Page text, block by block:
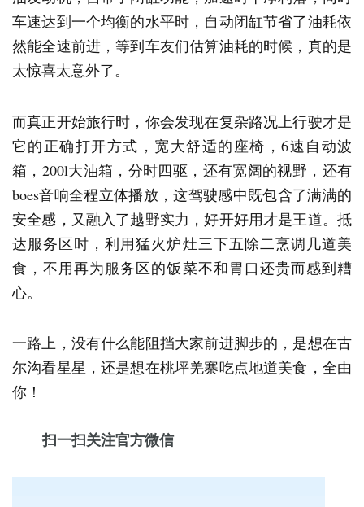
车速达到一个均衡的水平时，自动闭缸节省了油耗依
然能全速前进，等到车友们估算油耗的时候，真的是
太惊喜太意外了。
而真正开始旅行时，你会发现在复杂路况上行驶才是
它的正确打开方式，宽大舒适的座椅，6速自动波
箱，200l大油箱，分时四驱，还有宽阔的视野，还有
boes音响全程立体播放，这驾驶感中既包含了满满的
安全感，又融入了越野实力，好开好用才是王道。抵
达服务区时，利用猛火炉灶三下五除二烹调几道美
食，不用再为服务区的饭菜不和胃口还贵而感到糟
心。
一路上，没有什么能阻挡大家前进脚步的，是想在古
尔沟看星星，还是想在桃坪羌寨吃点地道美食，全由
你！
扫一扫关注官方微信